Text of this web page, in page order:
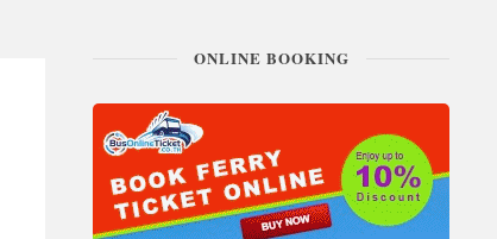
ONLINE BOOKING